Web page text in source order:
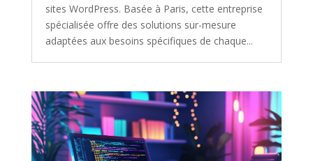
sites WordPress. Basée à Paris, cette entreprise
spécialisée offre des solutions sur-mesure
adaptées aux besoins spécifiques de chaque...